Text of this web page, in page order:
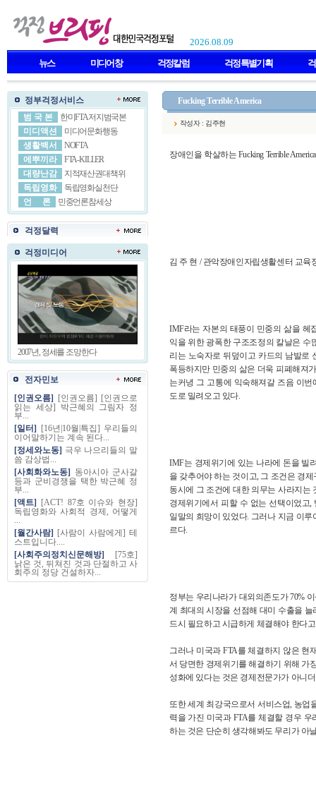
2026.08.09
뉴스
미디어창 걱정칼럼 걱정특별기획
Fucking Terrible America
작성자 : 김주현
장애인을 학살하는 Fucking Terrible America
김 주 현 / 관악장애인자립생활센터 교육
IMF라는 자본의 태풍이 민중의 삶을 헤
익을 위한 광폭한 구조조정의 칼날은 수
리는 노숙자로 뒤덮이고 카드의 남발로
폭등하지만 민중의 삶은 더욱 피폐해져
는커녕 그 고통에 익숙해져갈 즈음 이
도로 밀려오고 있다.
IMF는 경제위기에 있는 나라에 돈을 빌
을 갖추어야 하는 것이고, 그 조건은 경
동시에 그 조건에 대한 의무는 사라지는
경제위기에서 피할 수 없는 선택이었고
일말의 희망이 있었다. 그러나 지금 이
르다.
정부는 우리나라가 대외의존도가 70%
계 최대의 시장을 선점해 대미 수출을
드시 필요하고 시급하게 체결해야 한다
그러나 미국과 FTA를 체결하지 않은 현
서 당면한 경제위기를 해결하기 위해 가
성화에 있다는 것은 경제전문가가 아니
또한 세계 최강국으로서 서비스업, 농업
력을 가진 미국과 FTA를 체결할 경우
하는 것은 단순히 생각해봐도 무리가 아
정부걱정서비스
범 국 본
한미FTA저지범국본
미디액션
미디어문화행동
생활백서
NOFTA
에뿌끼라
FTA-KILLER
대량난감
지적재산권대책위
독립영화
독립영화실천단
언 론
민중언론참세상
걱정달력
걱정미디어
2007년, 정세를 조망한다
전자민보
[인권오름]
[인권오름] [인권으로
읽는 세상] 박근혜의 그림자 정
부...
[일터]
[16년|10월|특집] 우리들의
이어말하기는 계속 된다...
[정세와노동]
극우 나으리들의 말
씀 감상법...
[사회화와노동]
동아시아 군사갈
등과 군비경쟁을 택한 박근혜 정
부...
[액트]
[ACT! 87호 이슈와 현장]
독립영화와 사회적 경제, 어떻게
...
[월간사람]
[사람이 사람에게] 테
스트입니다....
[사회주의정치신문해방]
[75호]
낡은 것, 뒤쳐진 것과 단절하고 사
회주의 정당 건설하자...